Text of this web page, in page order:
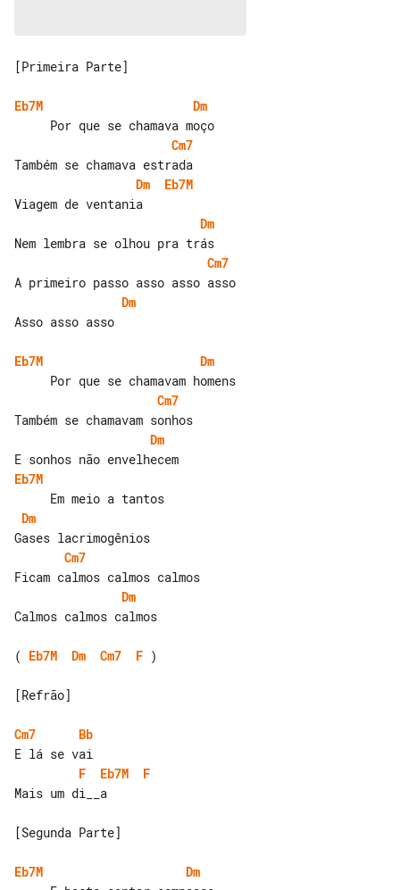
[Primeira Parte]
Eb7M
Dm
Cm7
Dm
Eb7M
Dm
Cm7
Dm
Asso asso asso
Eb7M
Dm
Cm7
Dm
Eb7M
Dm
Cm7
Dm
Calmos calmos calmos
( Eb7M Dm Cm7 F )
[Refrão]
Cm7
Bb
F
Eb7M
F
Mais um di__a
[Segunda Parte]
Eb7M
Dm